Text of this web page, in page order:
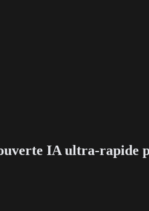
IA ultra-rapide